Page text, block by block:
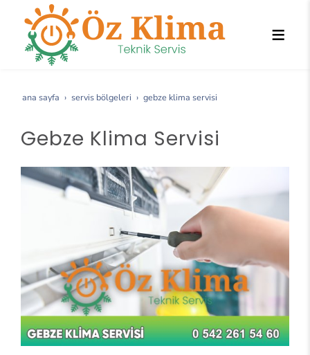
ana sayfa servis bölgeleri gebze klima servisi
Gebze Klima Servisi